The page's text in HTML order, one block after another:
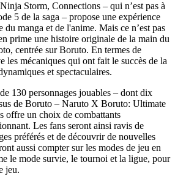
Storm, Connections – qui n’est pas à
5 de la saga – propose une expérience
manga et de l'anime. Mais ce n’est pas
prime une histoire originale de la main du
centrée sur Boruto. En termes de
les mécaniques qui ont fait le succès de la
et spectaculaires.
130 personnages jouables – dont dix
de Boruto – Naruto X Boruto: Ultimate
offre un choix de combattants
Les fans seront ainsi ravis de
préférés et de découvrir de nouvelles
aussi compter sur les modes de jeu en
le mode survie, le tournoi et la ligue, pour
jeu.